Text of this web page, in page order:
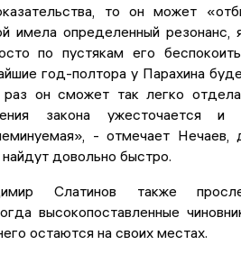
то он может
имела определенный
по пустякам его
год-полтора у Парахина
он сможет так легко
закона ужесточается и
- отмечает
довольно быстро.
Слатинов также
высокопоставленные
остаются на своих местах.